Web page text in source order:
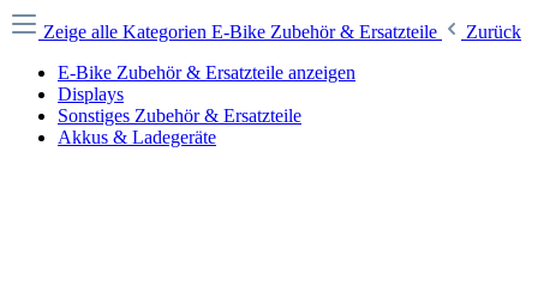
Zeige alle Kategorien E-Bike Zubehör & Ersatzteile
Zurück
E-Bike Zubehör & Ersatzteile anzeigen
Displays
Sonstiges Zubehör & Ersatzteile
Akkus & Ladegeräte